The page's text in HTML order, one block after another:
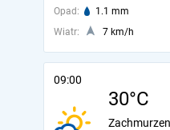
Opad: 1.1 mm
Wiatr:
7 km/h
09:00
30°C